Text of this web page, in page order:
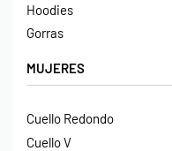
Hoodies
Gorras
MUJERES
Cuello Redondo
Cuello V